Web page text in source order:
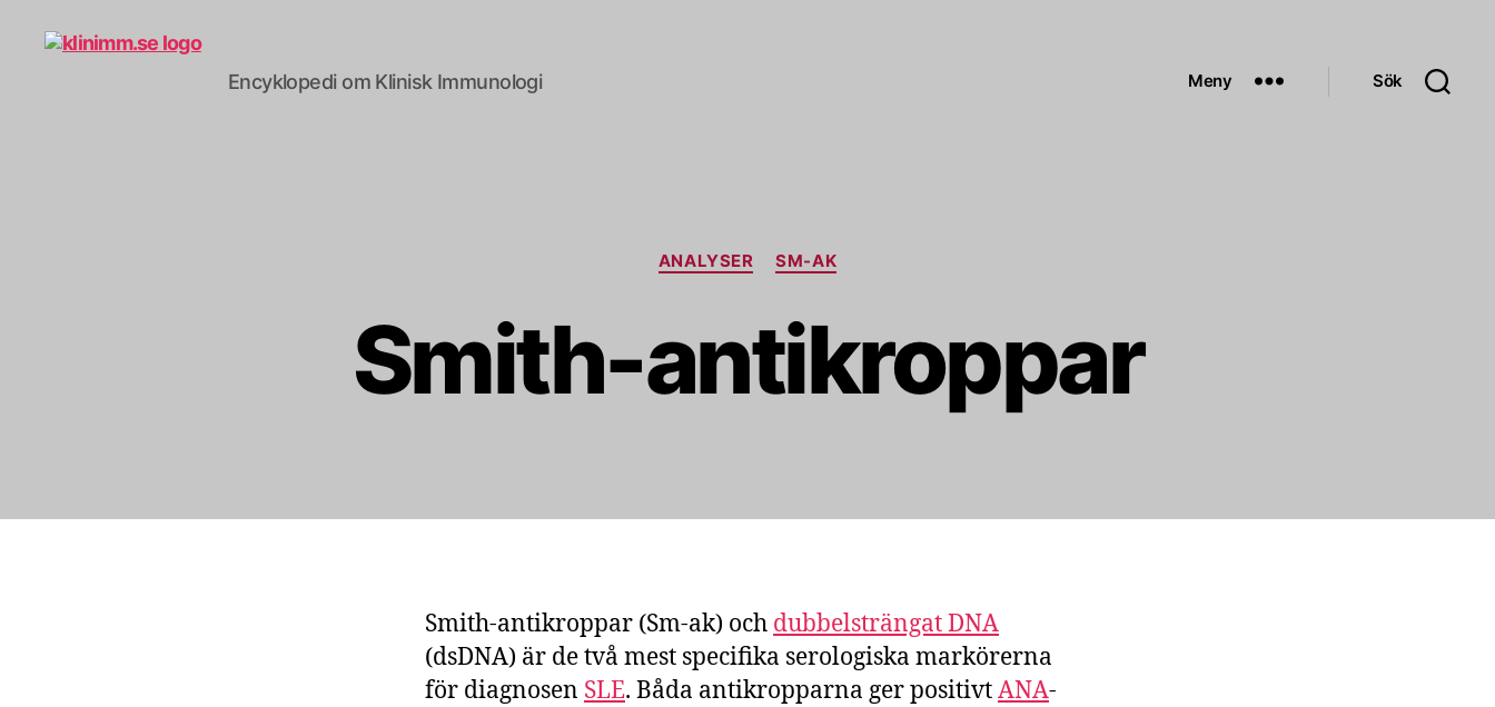
Encyklopedi om Klinisk Immunologi Meny Sök
Kategorier
ANALYSER SM-AK
Smith-antikroppar
Smith-antikroppar (Sm-ak) och dubbelsträngat DNA
(dsDNA) är de två mest specifika serologiska markörerna
för diagnosen SLE. Båda antikropparna ger positivtANA-